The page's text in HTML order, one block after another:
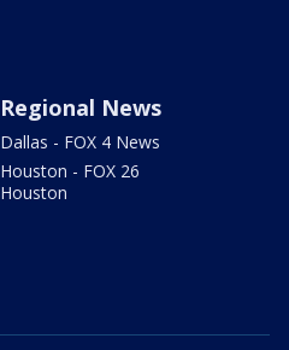
Regional News
Dallas - FOX 4 News
Houston - FOX 26
Houston